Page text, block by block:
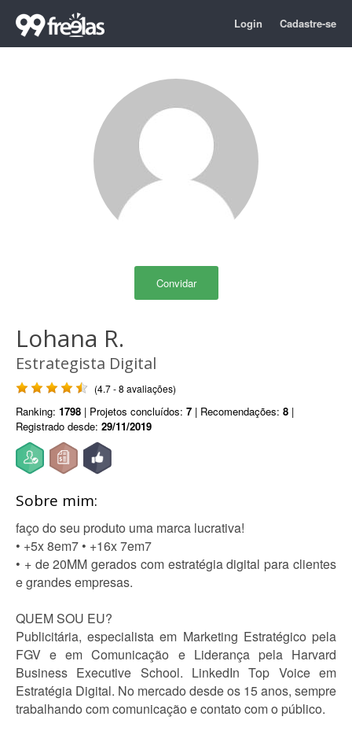
Login Cadastre-se
Convidar
Lohana R.
Estrategista Digital
(4.7 - 8 avaliações)
Ranking: 1798 | Projetos concluídos: 7 | Recomendações: 8 |
Registrado desde: 29/11/2019
Sobre mim:
faço do seu produto uma marca lucrativa!
• +5x 8em7 • +16x 7em7
• + de 20MM gerados com estratégia digital para clientes
e grandes empresas.
QUEM SOU EU?
Publicitária, especialista em Marketing Estratégico pela
FGV e em Comunicação e Liderança pela Harvard
Business Executive School. LinkedIn Top Voice em
Estratégia Digital. No mercado desde os 15 anos, sempre
trabalhando com comunicação e contato com o público.